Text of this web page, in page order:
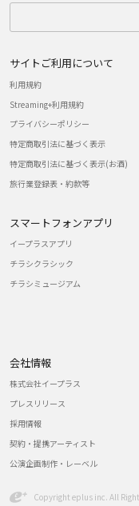
サイトご利用について
利用規約
Streaming+利用規約
プライバシーポリシー
特定商取引法に基づく表示
特定商取引法に基づく表示(お酒)
旅行業登録表・約款等
スマートフォンアプリ
イープラスアプリ
チラシクラシック
チラシミュージアム
会社情報
株式会社イープラス
プレスリリース
採用情報
契約・提携アーティスト
公演企画制作・レーベル
Copyright eplus inc. All